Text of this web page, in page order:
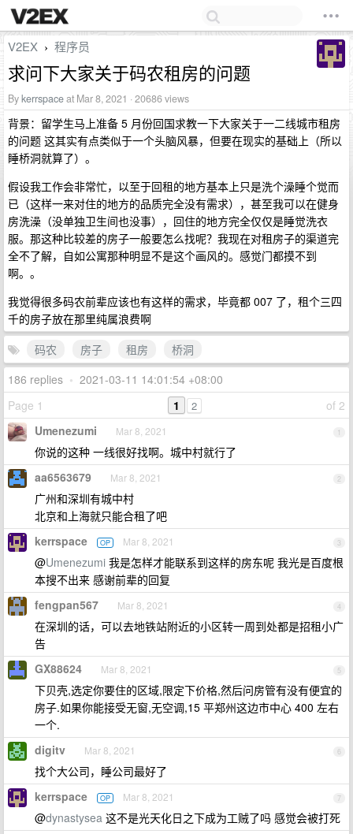
V2EX › 程序员
求问下大家关于码农租房的问题
Bykerrspaceat Mar 8, 2021 · 20686 views
背景：留学生马上准备 5 月份回国求教一下大家关于一二线城市租房
的问题 这其实有点类似于一个头脑风暴，但要在现实的基础上（所以
睡桥洞就算了）。
假设我工作会非常忙，以至于回租的地方基本上只是洗个澡睡个觉而
已（这样一来对住的地方的品质完全没有需求），甚至我可以在健身
房洗澡（没单独卫生间也没事），回住的地方完全仅仅是睡觉洗衣
服。那这种比较差的房子一般要怎么找呢？我现在对租房子的渠道完
全不了解，自如公寓那种明显不是这个画风的。感觉门都摸不到
啊。。
我觉得很多码农前辈应该也有这样的需求，毕竟都 007 了，租个三四
千的房子放在那里纯属浪费啊
码农
房子 租房
桥洞
186 replies • 2021-03-11 14:01:54 +08:00
Page 1
of 2
1 2
1
Umenezumi Mar 8, 2021
你说的这种 一线很好找啊。城中村就行了
2
aa6563679 Mar 8, 2021
广州和深圳有城中村
北京和上海就只能合租了吧
3
kerrspace OP Mar 8, 2021
@Umenezumi 我是怎样才能联系到这样的房东呢 我光是百度根
本搜不出来 感谢前辈的回复
4
fengpan567 Mar 8, 2021
在深圳的话，可以去地铁站附近的小区转一周到处都是招租小广
告
5
GX88624 Mar 8, 2021
下贝壳,选定你要住的区域,限定下价格,然后问房管有没有便宜的
房子.如果你能接受无窗,无空调,15 平郑州这边市中心 400 左右
一个.
6
digitv Mar 8, 2021
找个大公司，睡公司最好了
7
kerrspace OP Mar 8, 2021
@dynastysea 这不是光天化日之下成为工贼了吗 感觉会被打死